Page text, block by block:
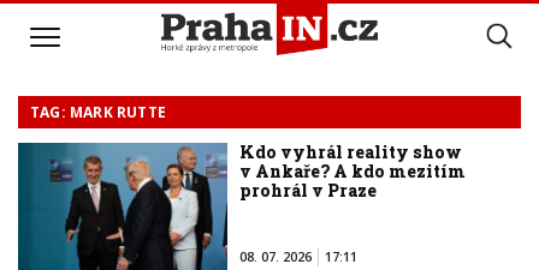
TAG: MARK RUTTE
Kdo vyhrál reality show
v Ankaře? A kdo mezitím
prohrál v Praze
08. 07. 2026 17:11